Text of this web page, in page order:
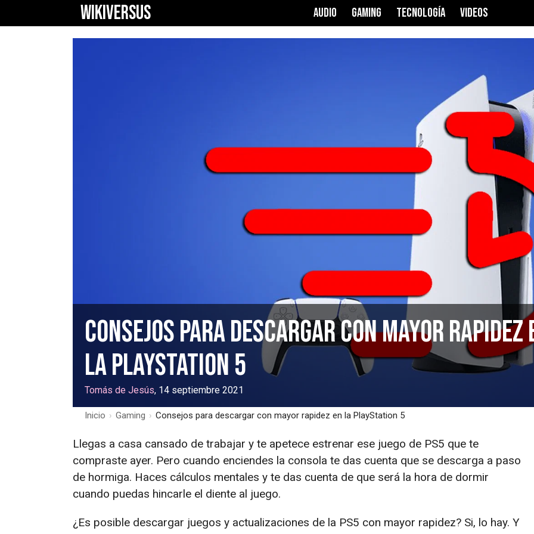
WIKIVERSUS AUDIO GAMING TECNOLOGÍA VIDEOS
Consejos para descargar con mayor rapidez
la PlayStation 5
Tomás de Jesús, 14 septiembre 2021
Inicio › Gaming › Consejos para descargar con mayor rapidez en la PlayStation 5
Llegas a casa cansado de trabajar y te apetece estrenar ese juego de PS5 que te
compraste ayer. Pero cuando enciendes la consola te das cuenta que se descarga a paso
de hormiga. Haces cálculos mentales y te das cuenta de que será la hora de dormir
cuando puedas hincarle el diente al juego.
¿Es posible descargar juegos y actualizaciones de la PS5 con mayor rapidez? Si, lo hay. Y